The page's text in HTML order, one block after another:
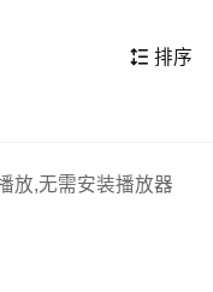
期待不已。
他只知道眼前的这
被一个名叫阿康
饰）的男人给绑
题材影片中具有一
都有不错的亮点，
幻类电影的观众观
 排序
放,无需安装播放器